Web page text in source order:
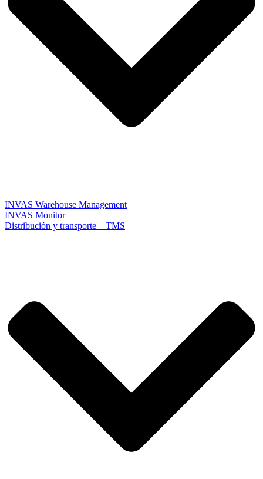
INVAS Warehouse Management
INVAS Monitor
Distribución y transporte – TMS